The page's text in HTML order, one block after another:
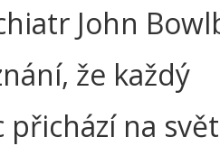
John
že každý
přichází na